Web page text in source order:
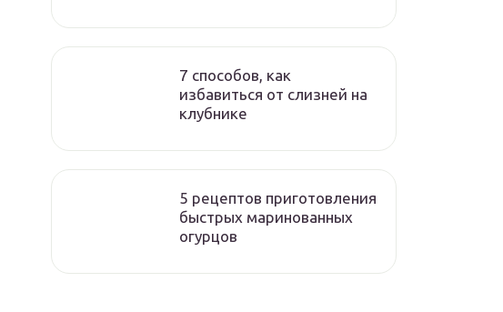
7 способов, как
избавиться от слизней на
клубнике
5 рецептов приготовления
быстрых маринованных
огурцов